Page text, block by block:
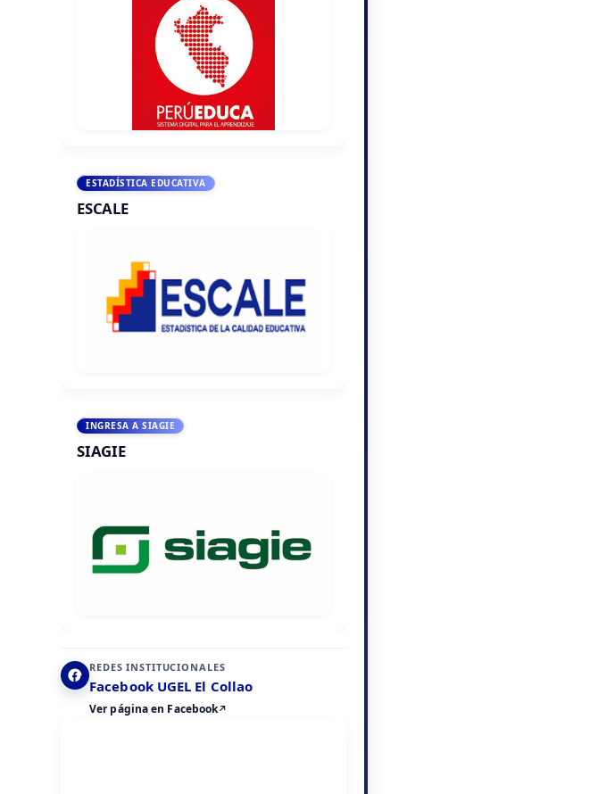
ESTADÍSTICA EDUCATIVA
ESCALE
INGRESA A SIAGIE
SIAGIE
REDES INSTITUCIONALES
Facebook UGEL El Collao
Ver página en Facebook